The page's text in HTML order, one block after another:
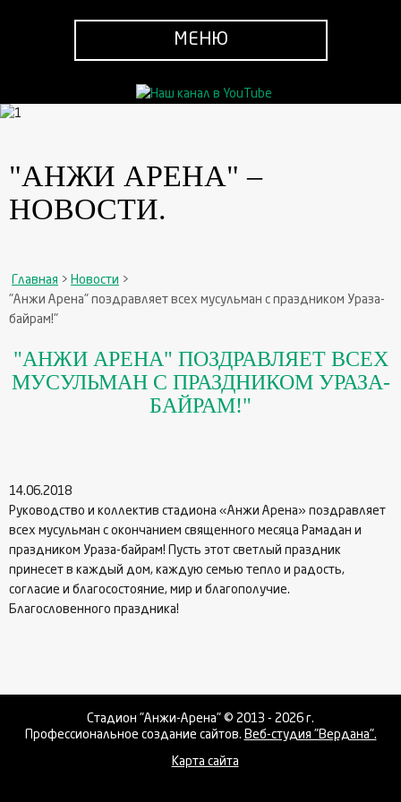
МЕНЮ
"АНЖИ АРЕНА" –
НОВОСТИ.
Главная > Новости >
"Анжи Арена" поздравляет всех мусульман с праздником Ураза-
байрам!"
"АНЖИ АРЕНА" ПОЗДРАВЛЯЕТ ВСЕХ
МУСУЛЬМАН С ПРАЗДНИКОМ УРАЗА-
БАЙРАМ!"
14.06.2018
Руководство и коллектив стадиона «Анжи Арена» поздравляет
всех мусульман с окончанием священного месяца Рамадан и
праздником Ураза-байрам! Пусть этот светлый праздник
принесет в каждый дом, каждую семью тепло и радость,
согласие и благосостояние, мир и благополучие.
Благословенного праздника!
Стадион "Анжи-Арена" © 2013 - 2026 г.
Профессиональное создание сайтов. Веб-студия "Вердана".
Карта сайта